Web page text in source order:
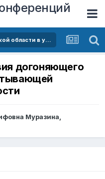
Анализ отраслевых сдвигов Иркутской области в условиях структурно-технологической трансформации
догоняющего
Муразина,